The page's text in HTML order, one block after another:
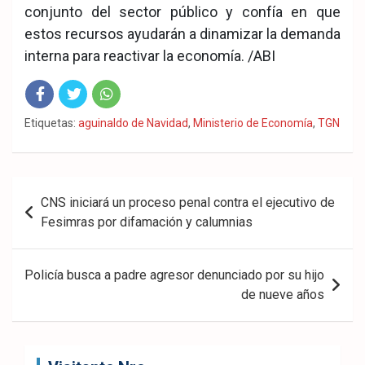
conjunto del sector público y confía en que
estos recursos ayudarán a dinamizar la demanda
interna para reactivar la economía. /ABI
Fac
eb
Twit
ter
Wha
tsA
Etiquetas: aguinaldo de Navidad, Ministerio de Economía, TGN
Navegación
de
entradas
CNS iniciará un proceso penal contra el ejecutivo de
Fesimras por difamación y calumnias
Policía busca a padre agresor denunciado por su hijo
de nueve años